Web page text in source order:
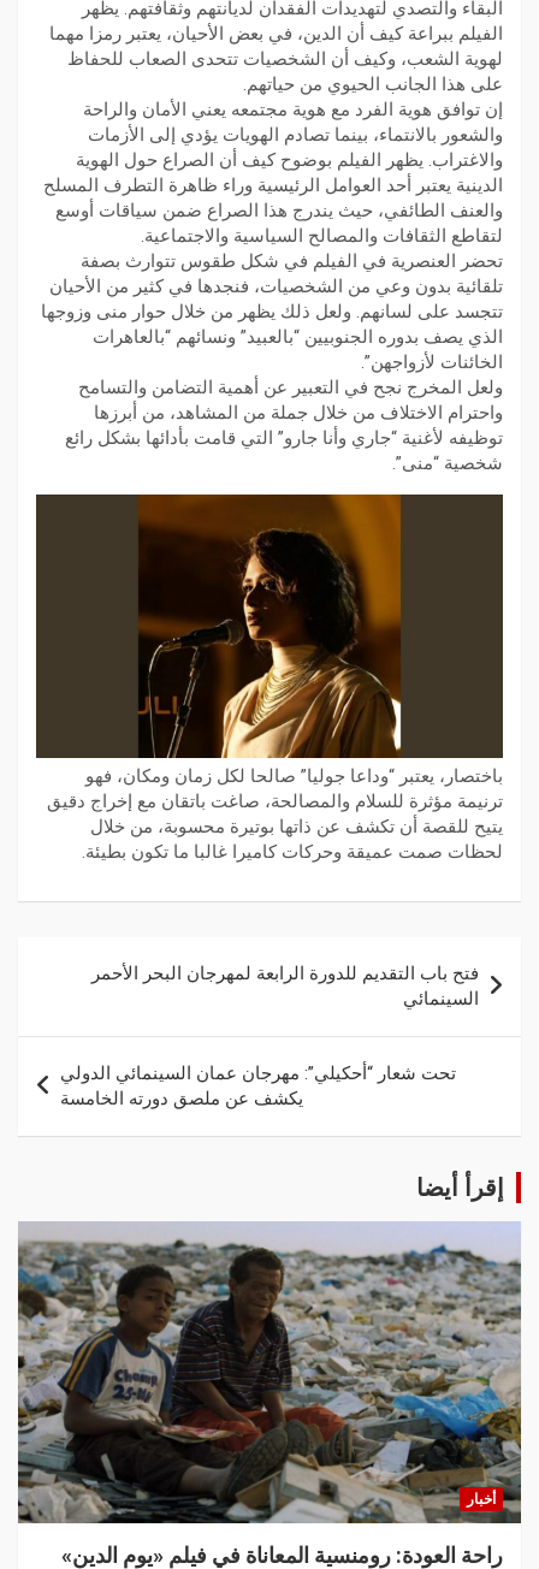
البقاء والتصدي لتهديدات الفقدان لديانتهم وثقافتهم. يظهر
الفيلم ببراعة كيف أن الدين، في بعض الأحيان، يعتبر رمزا مهما
لهوية الشعب، وكيف أن الشخصيات تتحدى الصعاب للحفاظ
على هذا الجانب الحيوي من حياتهم.
إن توافق هوية الفرد مع هوية مجتمعه يعني الأمان والراحة
والشعور بالانتماء، بينما تصادم الهويات يؤدي إلى الأزمات
والاغتراب. يظهر الفيلم بوضوح كيف أن الصراع حول الهوية
الدينية يعتبر أحد العوامل الرئيسية وراء ظاهرة التطرف المسلح
والعنف الطائفي، حيث يندرج هذا الصراع ضمن سياقات أوسع
لتقاطع الثقافات والمصالح السياسية والاجتماعية.
تحضر العنصرية في الفيلم في شكل طقوس تتوارث بصفة
تلقائية بدون وعي من الشخصيات، فنجدها في كثير من الأحيان
تتجسد على لسانهم. ولعل ذلك يظهر من خلال حوار منى وزوجها
الذي يصف بدوره الجنوبيين “بالعبيد” ونسائهم “بالعاهرات
الخائنات لأزواجهن”.
ولعل المخرج نجح في التعبير عن أهمية التضامن والتسامح
واحترام الاختلاف من خلال جملة من المشاهد، من أبرزها
توظيفه لأغنية “جاري وأنا جارو” التي قامت بأدائها بشكل رائع
شخصية “منى”.
باختصار، يعتبر “وداعا جوليا” صالحا لكل زمان ومكان، فهو
ترنيمة مؤثرة للسلام والمصالحة، صاغت باتقان مع إخراج دقيق
يتيح للقصة أن تكشف عن ذاتها بوتيرة محسوبة، من خلال
لحظات صمت عميقة وحركات كاميرا غالبا ما تكون بطيئة.
فتح باب التقديم للدورة الرابعة لمهرجان البحر الأحمر
السينمائي
تحت شعار “أحكيلي”: مهرجان عمان السينمائي الدولي
يكشف عن ملصق دورته الخامسة
إقرأ أيضا
أخبار
راحة العودة: رومنسية المعاناة في فيلم «يوم الدين»